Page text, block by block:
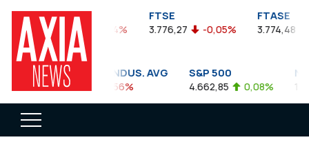
FTSEA
899,47 -0,04%
FTSE
3.776,27 -0,05%
FTASE
3.774,48
DOW JONES INDUS. AVG
35.911,81 -0,56%
S&P 500
4.662,85 0,08%